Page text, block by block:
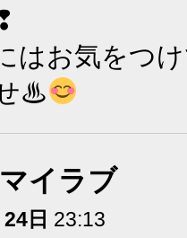
はお気をつ
♨
イラブ
日 23:13